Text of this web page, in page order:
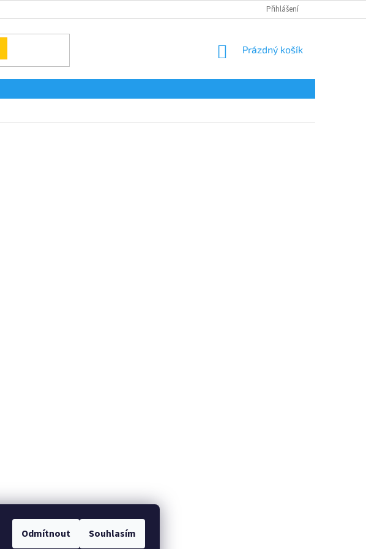
Odmítnout Souhlasím
Přihlášení
NÁKUPNÍ
Prázdný košík